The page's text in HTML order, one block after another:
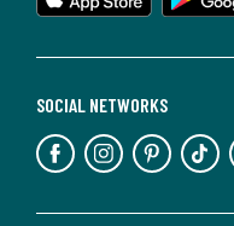
SOCIAL NETWORKS